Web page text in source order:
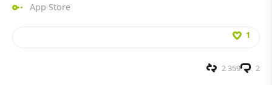
App Store
1
2
2 359